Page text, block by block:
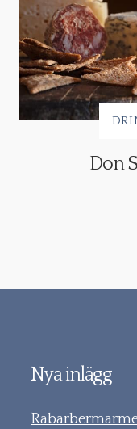
Don
Nya inlägg